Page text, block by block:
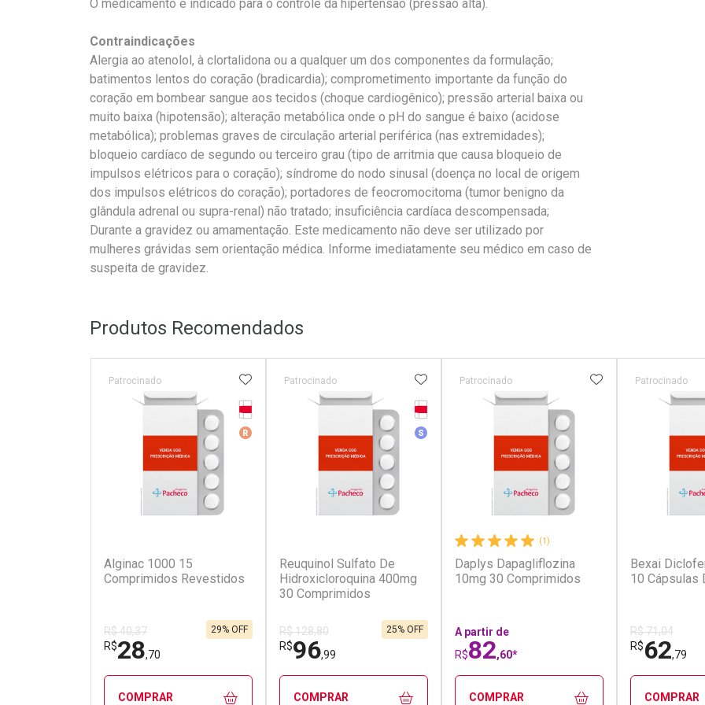
O medicamento é indicado para o controle da hipertensão (pressão alta).
Contraindicações
Alergia ao atenolol, à clortalidona ou a qualquer um dos componentes da formulação;
batimentos lentos do coração (bradicardia); comprometimento importante da função do
coração em bombear sangue aos tecidos (choque cardiogênico); pressão arterial baixa ou
muito baixa (hipotensão); alteração metabólica onde o pH do sangue é baixo (acidose
metabólica); problemas graves de circulação arterial periférica (nas extremidades);
bloqueio cardíaco de segundo ou terceiro grau (tipo de arritmia que causa bloqueio de
impulsos elétricos para o coração); síndrome do nodo sinusal (doença no local de origem
dos impulsos elétricos do coração); portadores de feocromocitoma (tumor benigno da
glândula adrenal ou supra-renal) não tratado; insuficiência cardíaca descompensada;
Durante a gravidez ou amamentação. Este medicamento não deve ser utilizado por
mulheres grávidas sem orientação médica. Informe imediatamente seu médico em caso de
suspeita de gravidez.
Produtos Recomendados
Alginac 1000 15
Comprimidos Revestidos
Tarja Vermelha
Medicamento De Referência
Patrocinado
R$ 40,37
R$28,70
29% OFF
ADICIONAR AOS FAVORITOS
COMPRAR
Reuquinol Sulfato De
Hidroxicloroquina 400mg
30 Comprimidos
Tarja Vermelha
Medicamento Similar
Patrocinado
R$ 128,80
R$96,99
25% OFF
ADICIONAR AOS FAVORITOS
COMPRAR
(1)
Daplys Dapagliflozina
10mg 30 Comprimidos
Patrocinado
A partir de
R$82,60*
ADICIONAR AOS
COMPRAR
Bexai
10 Cápsulas
Patrocinado
R$ 71,04
R$62,79
COMPRAR